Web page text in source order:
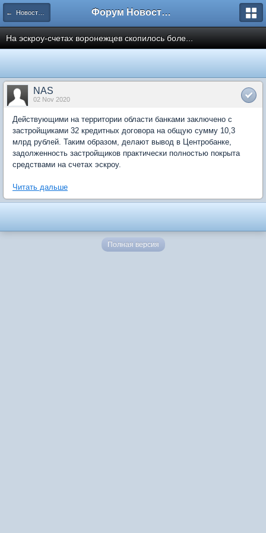
← Новости рынка недвижимости Форум Новостройки
На эскроу-счетах воронежцев скопилось боле...
NAS
02 Nov 2020
Действующими на территории области банками заключено с
застройщиками 32 кредитных договора на общую сумму 10,3
млрд рублей. Таким образом, делают вывод в Центробанке,
задолженность застройщиков практически полностью покрыта
средствами на счетах эскроу.
Читать дальше
Полная версия